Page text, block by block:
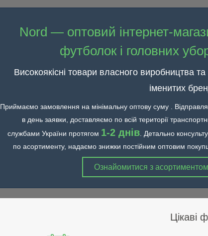
Nord — оптовий інтернет-
футболок і головних
Високоякісні товари власного виробництва та
іменитих
Приймаємо замовлення на мінімальну оптову суму .
в день заявки, доставляємо по всій території
службами України протягом 1-2 днів . Детально
по асортименту, надаємо знижки постійним оптовим
Ознайомитися з асортиментом
Цікаві